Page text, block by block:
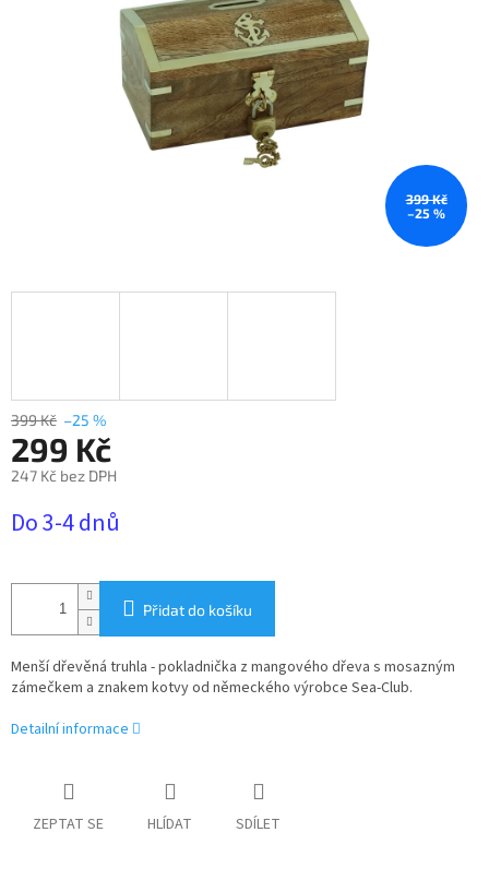
399 Kč
–25 %
399 Kč –25 %
299 Kč
247 Kč bez DPH
cena:
Do 3-4 dnů
Přidat do košíku
Menší dřevěná truhla - pokladnička z mangového dřeva s mosazným
zámečkem a znakem kotvy od německého výrobce Sea-Club.
Detailní informace
ZEPTAT SE HLÍDAT SDÍLET